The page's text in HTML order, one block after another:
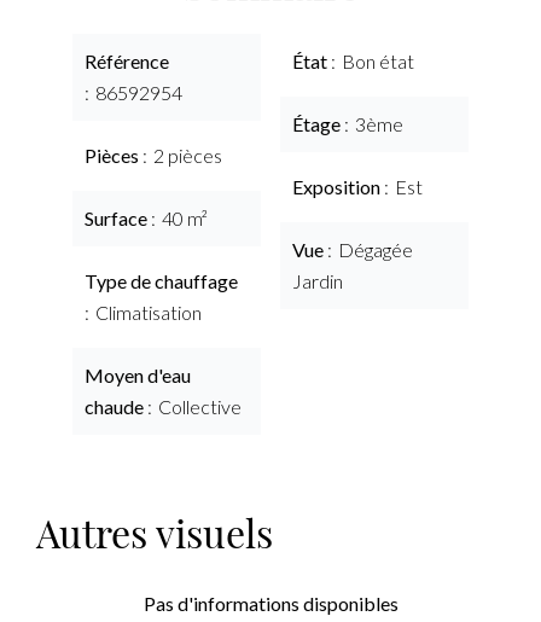
Référence
86592954
Pièces 2 pièces
Surface 40 m²
Type de chauffage
Climatisation
Moyen d'eau
chaude
Collective
État Bon état
Étage 3ème
Exposition Est
Vue
Dégagée
Jardin
Autres visuels
Pas d'informations disponibles